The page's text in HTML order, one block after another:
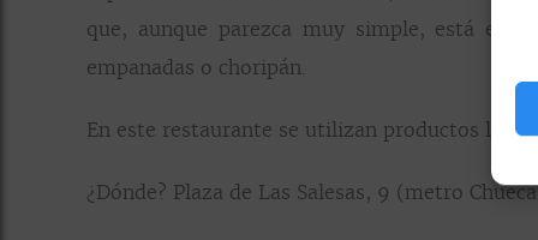
que, aunque parezca muy simple, está
empanadas o choripán.
En este restaurante se utilizan productos
¿Dónde? Plaza de Las Salesas, 9 (metro